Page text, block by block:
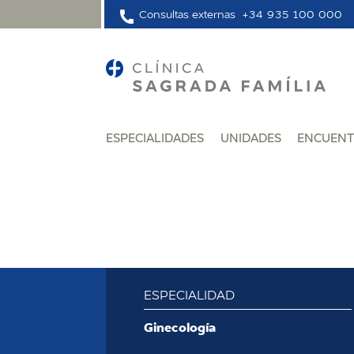
Consultas externas +34 935 100 000
ESPECIALIDADES UNIDADES
ESPECIALIDAD
Ginecología